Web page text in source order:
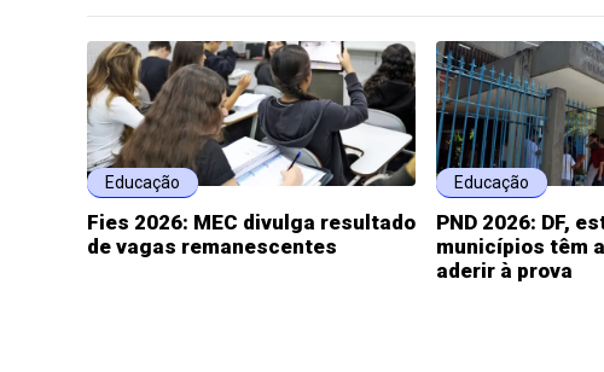
Educação
Fies 2026: MEC divulga resultado
de vagas remanescentes
Educação
PND 2026: DF,
municípios têm
aderir à prova